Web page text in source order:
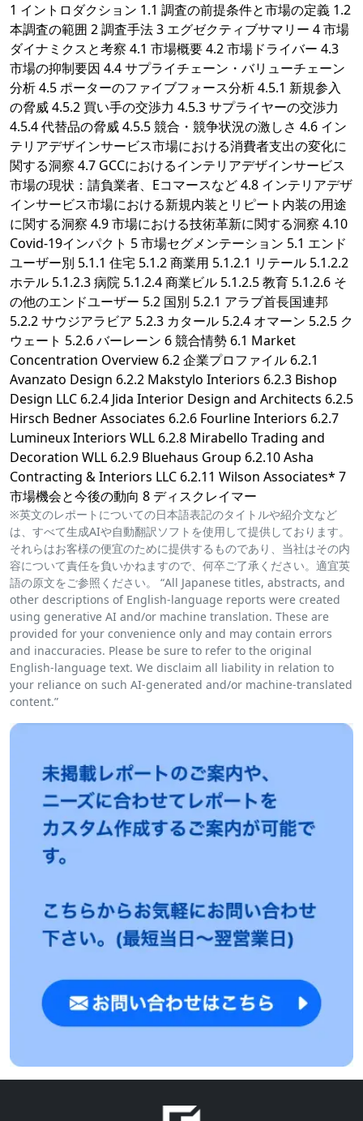
1 イントロダクション 1.1 調査の前提条件と市場の定義 1.2
本調査の範囲 2 調査手法 3 エグゼクティブサマリー 4 市場
ダイナミクスと考察 4.1 市場概要 4.2 市場ドライバー 4.3
市場の抑制要因 4.4 サプライチェーン・バリューチェーン
分析 4.5 ポーターのファイブフォース分析 4.5.1 新規参入
の脅威 4.5.2 買い手の交渉力 4.5.3 サプライヤーの交渉力
4.5.4 代替品の脅威 4.5.5 競合・競争状況の激しさ 4.6 イン
テリアデザインサービス市場における消費者支出の変化に
関する洞察 4.7 GCCにおけるインテリアデザインサービス
市場の現状：請負業者、Eコマースなど 4.8 インテリアデザ
インサービス市場における新規内装とリピート内装の用途
に関する洞察 4.9 市場における技術革新に関する洞察 4.10
Covid-19インパクト 5 市場セグメンテーション 5.1 エンド
ユーザー別 5.1.1 住宅 5.1.2 商業用 5.1.2.1 リテール 5.1.2.2
ホテル 5.1.2.3 病院 5.1.2.4 商業ビル 5.1.2.5 教育 5.1.2.6 そ
の他のエンドユーザー 5.2 国別 5.2.1 アラブ首長国連邦
5.2.2 サウジアラビア 5.2.3 カタール 5.2.4 オマーン 5.2.5 ク
ウェート 5.2.6 バーレーン 6 競合情勢 6.1 Market
Concentration Overview 6.2 企業プロファイル 6.2.1
Avanzato Design 6.2.2 Makstylo Interiors 6.2.3 Bishop
Design LLC 6.2.4 Jida Interior Design and Architects 6.2.5
Hirsch Bedner Associates 6.2.6 Fourline Interiors 6.2.7
Lumineux Interiors WLL 6.2.8 Mirabello Trading and
Decoration WLL 6.2.9 Bluehaus Group 6.2.10 Asha
Contracting & Interiors LLC 6.2.11 Wilson Associates* 7
市場機会と今後の動向 8 ディスクレイマー
※英文のレポートについての日本語表記のタイトルや紹介文など
は、すべて生成AIや自動翻訳ソフトを使用して提供しております。
それらはお客様の便宜のために提供するものであり、当社はその内
容について責任を負いかねますので、何卒ご了承ください。適宜英
語の原文をご参照ください。 “All Japanese titles, abstracts, and
other descriptions of English-language reports were created
using generative AI and/or machine translation. These are
provided for your convenience only and may contain errors
and inaccuracies. Please be sure to refer to the original
English-language text. We disclaim all liability in relation to
your reliance on such AI-generated and/or machine-translated
content.”